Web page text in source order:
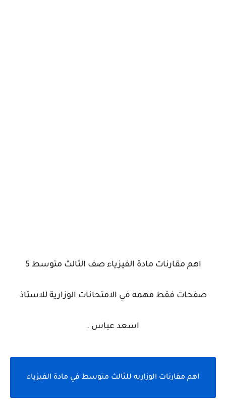
اهم مقارنات مادة الفيزياء صف الثالث متوسط 5
صفحات فقط مهمه في الامتحانات الوزارية للاستاذ
اسعد عباس .
اهم مقارنات الوزاريه للثالث متوسط في مادة الفيزياء